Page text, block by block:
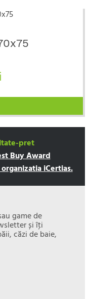
pret
Buy Award
iCertias.
game de
și îţi
căzi de baie,